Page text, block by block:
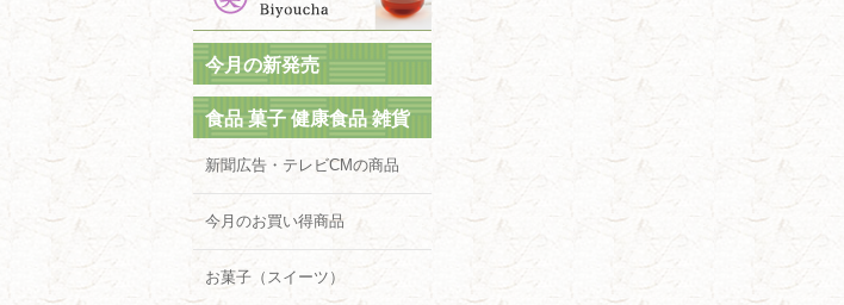
今月の新発売
食品 菓子 健康食品 雑貨
新聞広告・テレビCMの商品
今月のお買い得商品
お菓子（スイーツ）